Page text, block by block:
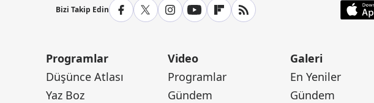
Bizi Takip Edin
Programlar
Düşünce Atlası
Yaz Boz
Video
Programlar
Gündem
Galeri
En Yeniler
Gündem